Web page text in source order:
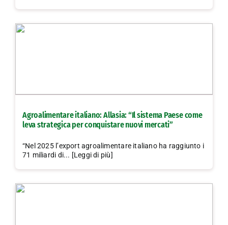
Agroalimentare italiano: Allasia: “Il sistema Paese come
leva strategica per conquistare nuovi mercati”
“Nel 2025 l’export agroalimentare italiano ha raggiunto i
71 miliardi di... [Leggi di più]